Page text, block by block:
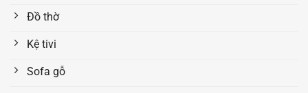
Đồ thờ
Kệ tivi
Sofa gỗ